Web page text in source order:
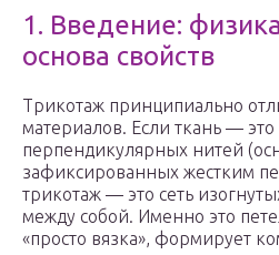
1. Введение:
основа свойств
Трикотаж принципиально
материалов. Если ткань —
перпендикулярных нитей
зафиксированных жестким
трикотаж — это сеть
между собой. Именно это
«просто вязка», формирует